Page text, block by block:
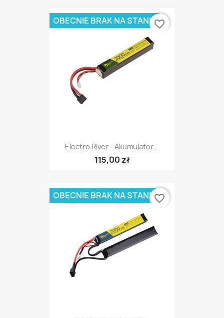
Electro River - Akumulator...
115,00 zł
OBECNIE BRAK NA STANIEfavorite_border
OBECNIE BRAK NA STANIEfavorite_border